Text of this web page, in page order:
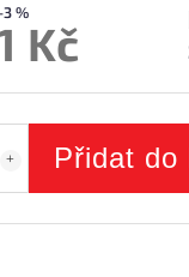
%
Kč
Přidat do